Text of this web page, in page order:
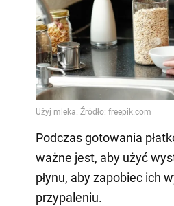
Podczas gotowania
ważne jest, aby użyć
płynu, aby zapobiec ich
przypaleniu.